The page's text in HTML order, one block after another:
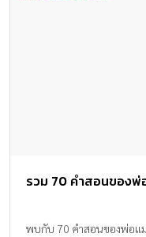
รวม 70 คำสอนของพ่
พบกับ 70 คำสอนของพ่อแ